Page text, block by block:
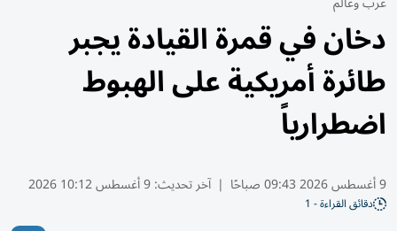
دخان في قمرة القيادة يجبر
طائرة أمريكية على الهبوط
اضطرارياً
9 أغسطس 2026 09:43 صباحًا | آخر تحديث:9 أغسطس 10:12 2026
دقائق القراءة - 1